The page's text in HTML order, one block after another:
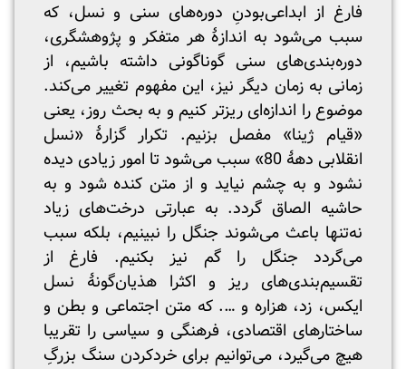
فارغ از ابداعی‌بودنِ دوره‌های سنی و نسل، که
سبب می‌شود به اندازۀ هر متفکر و پژوهشگری،
دوره‌بندی‌های سنی گوناگونی داشته باشیم، از
زمانی به زمان دیگر نیز، این مفهوم تغییر می‌کند.
موضوع را اندازه‌ای ریزتر کنیم و به بحث روز، یعنی
«قیام ژینا» مفصل بزنیم. تکرار گزارۀ «نسل
انقلابی دهۀ 80» سبب می‌شود تا امور زیادی دیده
نشود و به چشم نیاید و از متن کنده شود و به
حاشیه الصاق گردد. به عبارتی درخت‌های زیاد
نه‌تنها باعث می‌شوند جنگل را نبینیم، بلکه سبب
می‌گردد جنگل را گم نیز بکنیم. فارغ از
تقسیم‌بندی‌های ریز و اکثرا هذیان‌گونۀ نسل
ایکس، زد، هزاره و …. که متن اجتماعی و بطن و
ساختارهای اقتصادی، فرهنگی و سیاسی را تقریبا
هیچ می‌گیرد، می‌توانیم برای خردکردن سنگ بزرگِ